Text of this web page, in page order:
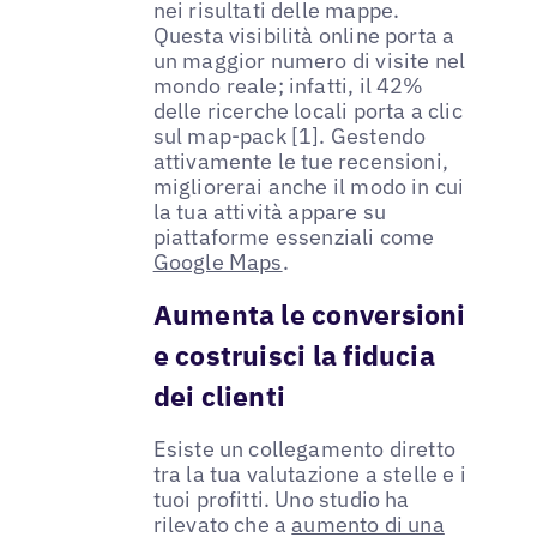
nei risultati delle mappe.
Questa visibilità online porta a
un maggior numero di visite nel
mondo reale; infatti, il 42%
delle ricerche locali porta a clic
sul map-pack [1]. Gestendo
attivamente le tue recensioni,
migliorerai anche il modo in cui
la tua attività appare su
piattaforme essenziali come
Google Maps.
Aumenta le conversioni
e costruisci la fiducia
dei clienti
Esiste un collegamento diretto
tra la tua valutazione a stelle e i
tuoi profitti. Uno studio ha
rilevato che aaumento di una